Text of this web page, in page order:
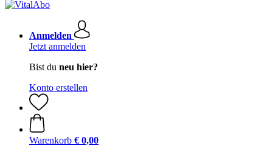
Anmelden
Jetzt anmelden
Bist du neu hier?
Konto erstellen
Warenkorb € 0,00